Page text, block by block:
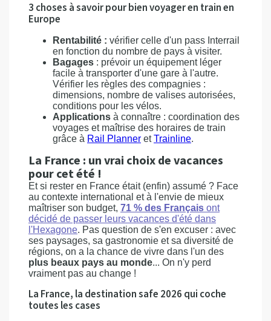
3 choses à savoir pour bien voyager en train en
Europe
Rentabilité : vérifier celle d'un pass Interrail
en fonction du nombre de pays à visiter.
Bagages : prévoir un équipement léger
facile à transporter d'une gare à l'autre.
Vérifier les règles des compagnies :
dimensions, nombre de valises autorisées,
conditions pour les vélos.
Applications à connaître : coordination des
voyages et maîtrise des horaires de train
grâce à Rail Planner etTrainline.
La France : un vrai choix de vacances
pour cet été !
Et si rester en France était (enfin) assumé ? Face
au contexte international et à l'envie de mieux
maîtriser son budget, 71 % des Français ont
décidé de passer leurs vacances d'été dans
l'Hexagone. Pas question de s'en excuser : avec
ses paysages, sa gastronomie et sa diversité de
régions, on a la chance de vivre dans l'un des
plus beaux pays au monde... On n'y perd
vraiment pas au change !
La France, la destination safe 2026 qui coche
toutes les cases